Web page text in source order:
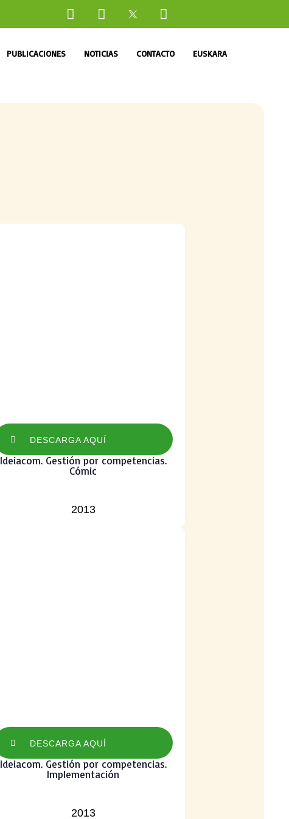
PUBLICACIONES NOTICIAS CONTACTO EUSKARA
DESCARGA AQUÍ
Ideiacom. Gestión por competencias.
Cómic
2013
DESCARGA AQUÍ
Ideiacom. Gestión por competencias.
Implementación
2013